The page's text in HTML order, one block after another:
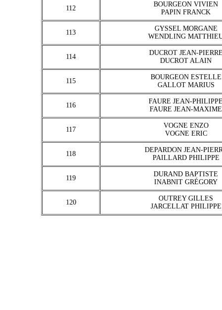
112
BOURGEON VIVIEN
PAPIN FRANCK
113
GYSSEL MORGANE
WENDLING
114
DUCROT JEAN-
DUCROT ALAIN
115
BOURGEON ESTELLE
GALLOT MARIUS
116
FAURE JEAN-
FAURE JEAN-MAXIME
117
VOGNE ENZO
VOGNE ERIC
118
DEPARDON JEAN-
PAILLARD PHILIPPE
119
DURAND BAPTISTE
INABNIT GRÉGORY
120
OUTREY GILLES
JARCELLAT PHILIPPE